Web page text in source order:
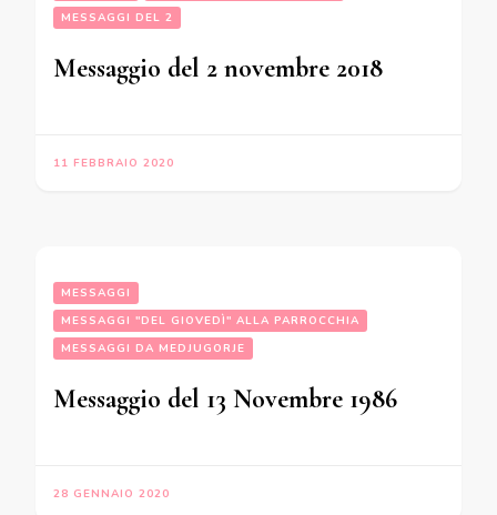
MESSAGGI DEL 2
Messaggio del 2 novembre 2018
11 FEBBRAIO 2020
MESSAGGI
MESSAGGI "DEL GIOVEDÌ" ALLA PARROCCHIA
MESSAGGI DA MEDJUGORJE
Messaggio del 13 Novembre 1986
28 GENNAIO 2020